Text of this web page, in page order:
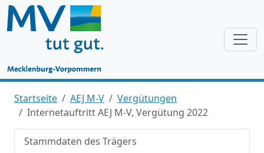
Startseite AEJ M-V
Vergütungen
Internetauftritt AEJ M-V, Vergütung 2022
Stammdaten des Trägers